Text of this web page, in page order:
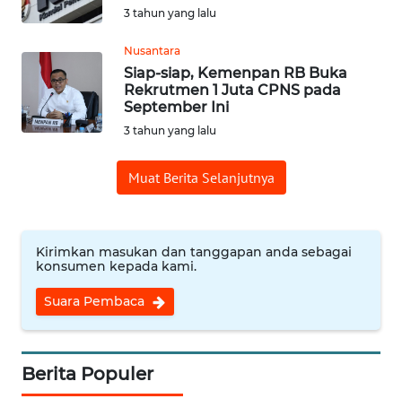
3 tahun yang lalu
Nusantara
Siap-siap, Kemenpan RB Buka
Rekrutmen 1 Juta CPNS pada
September Ini
3 tahun yang lalu
Muat Berita Selanjutnya
Kirimkan masukan dan tanggapan anda sebagai
konsumen kepada kami.
Suara Pembaca
Berita Populer
KEPULAUAN
SERIBU
WN
WN
CIREBON